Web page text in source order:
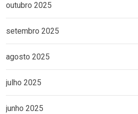
outubro 2025
setembro 2025
agosto 2025
julho 2025
junho 2025